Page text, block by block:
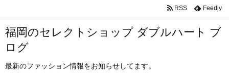
福岡のセレクトショップ ダブルハート ブ
ログ
最新のファッション情報をお知らせしてます。
RSS Feedly